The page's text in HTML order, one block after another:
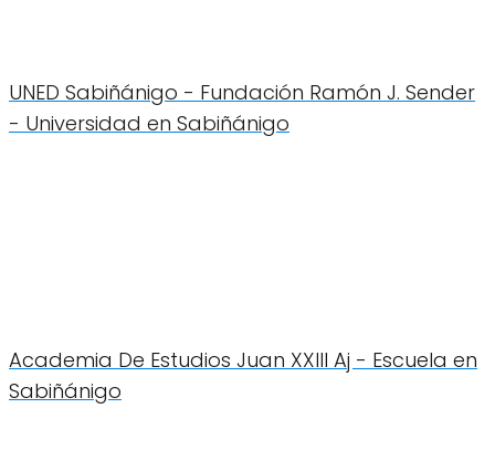
UNED Sabiñánigo - Fundación Ramón J. Sender
- Universidad en Sabiñánigo
Academia De Estudios Juan XXIII Aj - Escuela en
Sabiñánigo